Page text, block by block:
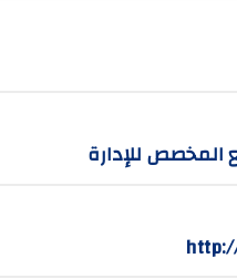
المخصص للإدارة